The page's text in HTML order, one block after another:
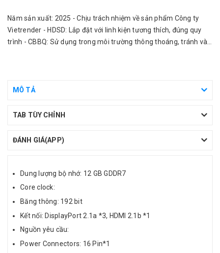
Năm sản xuất: 2025 - Chịu trách nhiệm về sản phẩm Công ty
Vietrender - HDSD: Lắp đặt với linh kiện tương thích, đúng quy
trình - CBBQ: Sử dụng trong môi trường thông thoáng, tránh vào
MÔ TẢ
TAB TÙY CHỈNH
ĐÁNH GIÁ(APP)
Dung lượng bộ nhớ: 12 GB GDDR7
Core clock:
Băng thông: 192 bit
Kết nối: DisplayPort 2.1a *3, HDMI 2.1b *1
Nguồn yêu cầu:
Power Connectors: 16 Pin*1